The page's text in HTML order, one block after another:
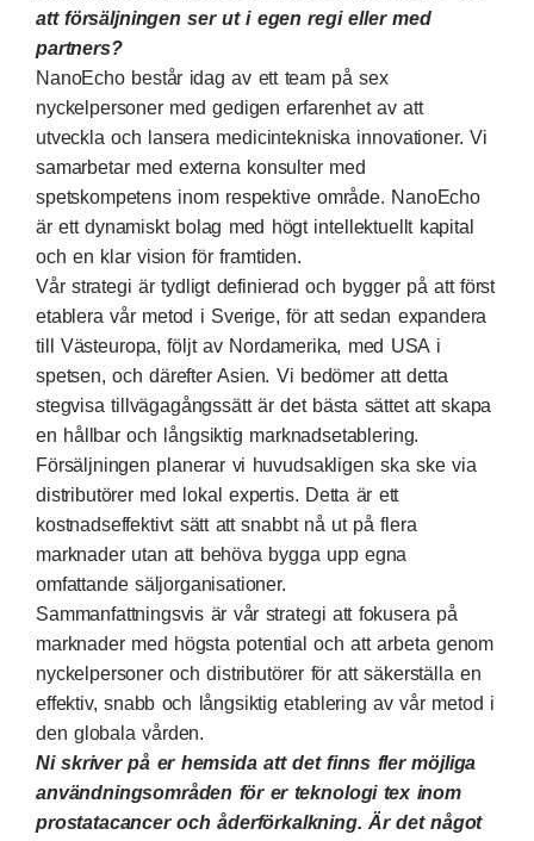
att försäljningen ser ut i egen regi eller med
partners?
NanoEcho består idag av ett team på sex
nyckelpersoner med gedigen erfarenhet av att
utveckla och lansera medicintekniska innovationer. Vi
samarbetar med externa konsulter med
spetskompetens inom respektive område. NanoEcho
är ett dynamiskt bolag med högt intellektuellt kapital
och en klar vision för framtiden.
Vår strategi är tydligt definierad och bygger på att först
etablera vår metod i Sverige, för att sedan expandera
till Västeuropa, följt av Nordamerika, med USA i
spetsen, och därefter Asien. Vi bedömer att detta
stegvisa tillvägagångssätt är det bästa sättet att skapa
en hållbar och långsiktig marknadsetablering.
Försäljningen planerar vi huvudsakligen ska ske via
distributörer med lokal expertis. Detta är ett
kostnadseffektivt sätt att snabbt nå ut på flera
marknader utan att behöva bygga upp egna
omfattande säljorganisationer.
Sammanfattningsvis är vår strategi att fokusera på
marknader med högsta potential och att arbeta genom
nyckelpersoner och distributörer för att säkerställa en
effektiv, snabb och långsiktig etablering av vår metod i
den globala vården.
Ni skriver på er hemsida att det finns fler möjliga
användningsområden för er teknologi tex inom
prostatacancer och åderförkalkning. Är det något